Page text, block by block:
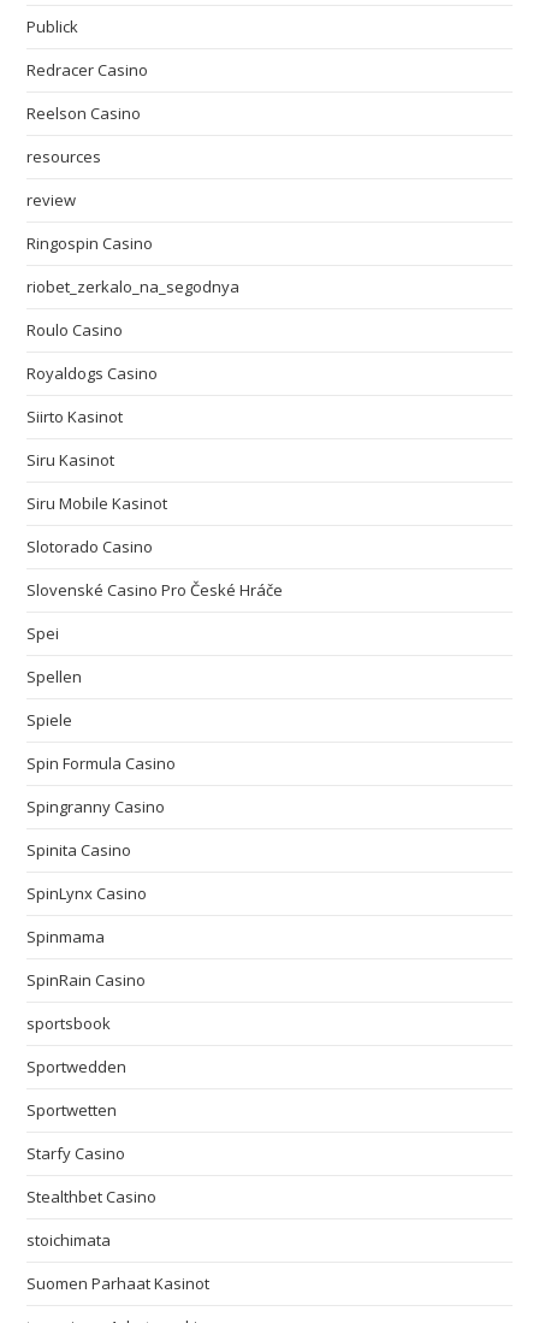
Publick
Redracer Casino
Reelson Casino
resources
review
Ringospin Casino
riobet_zerkalo_na_segodnya
Roulo Casino
Royaldogs Casino
Siirto Kasinot
Siru Kasinot
Siru Mobile Kasinot
Slotorado Casino
Slovenské Casino Pro České Hráče
Spei
Spellen
Spiele
Spin Formula Casino
Spingranny Casino
Spinita Casino
SpinLynx Casino
Spinmama
SpinRain Casino
sportsbook
Sportwedden
Sportwetten
Starfy Casino
Stealthbet Casino
stoichimata
Suomen Parhaat Kasinot